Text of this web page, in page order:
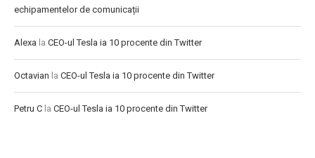
echipamentelor de comunicații
Alexa la CEO-ul Tesla ia 10 procente din Twitter
Octavian la CEO-ul Tesla ia 10 procente din Twitter
Petru C la CEO-ul Tesla ia 10 procente din Twitter